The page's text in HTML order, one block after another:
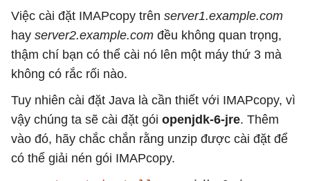
Việc cài đặt IMAPcopy trên server1.example.com
hay server2.example.com đều không quan trọng,
thậm chí bạn có thể cài nó lên một máy thứ 3 mà
không có rắc rối nào.
Tuy nhiên cài đặt Java là cần thiết với IMAPcopy, vì
vậy chúng ta sẽ cài đặt gói openjdk-6-jre. Thêm
vào đó, hãy chắc chắn rằng unzip được cài đặt để
có thể giải nén gói IMAPcopy.